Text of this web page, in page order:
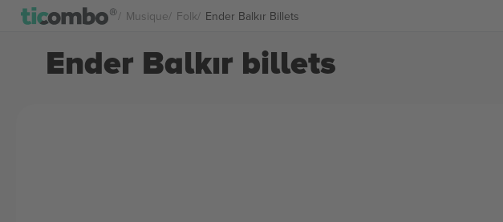
Musique Folk Ender Balkır Billets
Ender Balkır billets